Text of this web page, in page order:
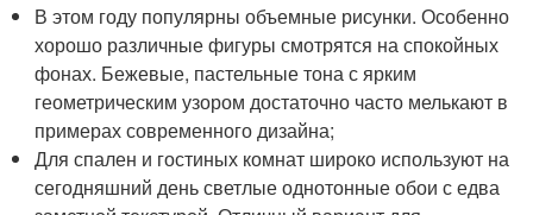
В этом году популярны объемные рисунки. Особенно
хорошо различные фигуры смотрятся на спокойных
фонах. Бежевые, пастельные тона с ярким
геометрическим узором достаточно часто мелькают в
примерах современного дизайна;
Для спален и гостиных комнат широко используют на
сегодняшний день светлые однотонные обои с едва